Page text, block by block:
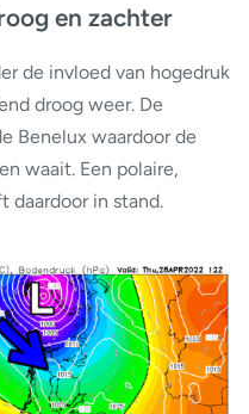
en zachter
de invloed van hogedruk
droog weer. De
Benelux waardoor de
waait. Een polaire,
in stand.